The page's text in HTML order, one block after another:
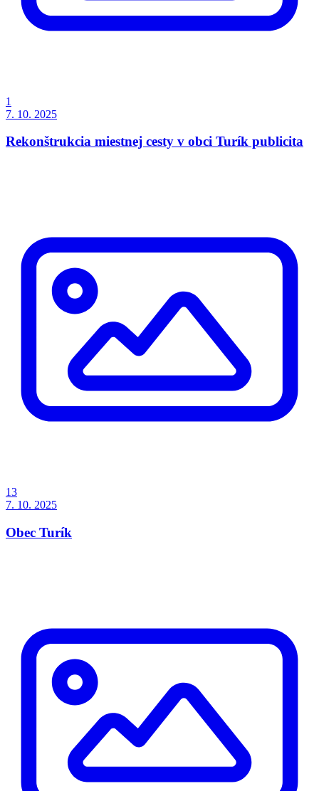
1
7. 10. 2025
Rekonštrukcia miestnej cesty v obci Turík publicita
13
7. 10. 2025
Obec Turík